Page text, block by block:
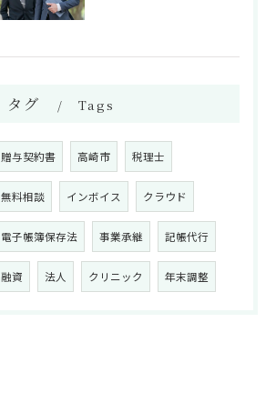
タグ Tags
贈与契約書 高崎市 税理士
無料相談 インボイス クラウド
電子帳簿保存法 事業承継 記帳代行
融資 法人 クリニック 年末調整